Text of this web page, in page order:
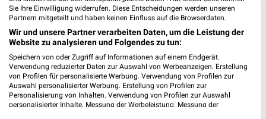
Sie Ihre Einwilligung widerrufen. Diese Entscheidungen werden unseren
Partnern mitgeteilt und haben keinen Einfluss auf die Browserdaten.
Wir und unsere Partner verarbeiten Daten, um die Leistung der
Website zu analysieren und Folgendes zu tun:
Speichern von oder Zugriff auf Informationen auf einem Endgerät.
Verwendung reduzierter Daten zur Auswahl von Werbeanzeigen. Erstellung
von Profilen für personalisierte Werbung. Verwendung von Profilen zur
Auswahl personalisierter Werbung. Erstellung von Profilen zur
Personalisierung von Inhalten. Verwendung von Profilen zur Auswahl
personalisierter Inhalte. Messung der Werbeleistung. Messung der